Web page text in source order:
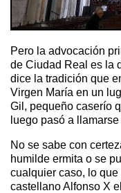
Pero la advocación
de Ciudad Real es la
dice la tradición que
Virgen María en un
Gil, pequeño caserío
luego pasó a
No se sabe con
humilde ermita o se
cualquier caso, lo
castellano Alfonso X